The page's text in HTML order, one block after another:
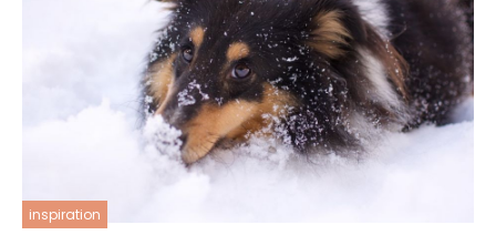
inspiration